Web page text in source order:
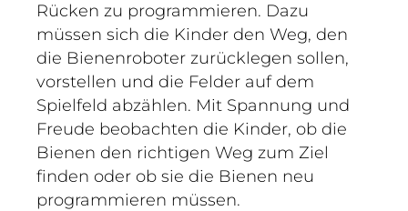
Rücken zu programmieren. Dazu
müssen sich die Kinder den Weg, den
die Bienenroboter zurücklegen sollen,
vorstellen und die Felder auf dem
Spielfeld abzählen. Mit Spannung und
Freude beobachten die Kinder, ob die
Bienen den richtigen Weg zum Ziel
finden oder ob sie die Bienen neu
programmieren müssen.